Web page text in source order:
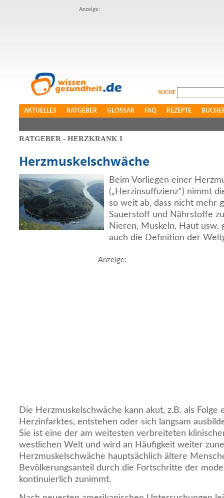
Anzeige:
SUCHE
AKTUELLES RATGEBER GLOSSAR FAQ REZEPTE
RATGEBER - HERZKRANK I
Herzmuskelschwäche
Beim Vorliegen einer
(„Herzinsuffizienz“) nimmt
so weit ab, dass nicht mehr
Sauerstoff und Nährstoffe
Nieren, Muskeln, Haut
auch die Definition der
Anzeige:
Die Herzmuskelschwäche kann akut, z.B. als Folge
Herzinfarktes, entstehen oder sich langsam
Sie ist eine der am weitesten verbreiteten
westlichen Welt und wird an Häufigkeit weiter
Herzmuskelschwäche hauptsächlich ältere
Bevölkerungsanteil durch die Fortschritte der
kontinuierlich zunimmt.